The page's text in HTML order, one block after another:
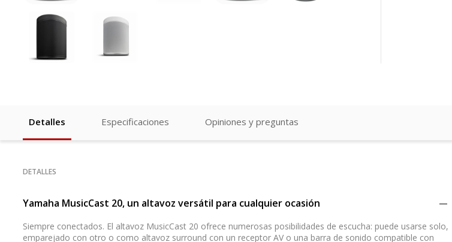
Detalles Especificaciones Opiniones y preguntas
DETALLES
Yamaha MusicCast 20, un altavoz versátil para cualquier ocasión
Siempre conectados. El altavoz MusicCast 20 ofrece numerosas posibilidades de escucha: puede usarse solo,
emparejado con otro o como altavoz surround con un receptor AV o una barra de sonido compatible con